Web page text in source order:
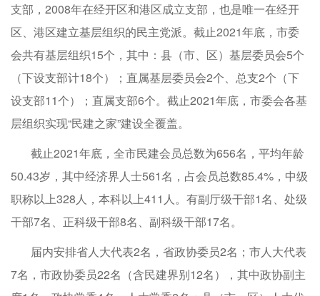
支部，2008年在经开区和港区成立支部，也是唯一在经开
区、港区建立基层组织的民主党派。截止2021年底，市委
会共有基层组织15个，其中：县（市、区）基层委员会5个
（下设支部计18个）；直属基层委员会2个、总支2个（下
设支部11个）；直属支部6个。截止2021年底，市委会各基
层组织实现“民建之家”建设全覆盖。
截止2021年底，全市民建会员总数为656名，平均年龄
50.43岁，其中经济界人士561名，占会员总数85.4%，中级
职称以上328人，本科以上411人。有副厅级干部1名、处级
干部7名、正科级干部8名、副科级干部17名。
届内安排省人大代表2名，省政协委员2名；市人大代表
7名，市政协委员22名（含民建界别12名），其中政协副主